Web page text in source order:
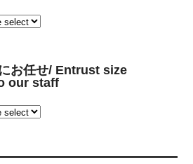
お任せ/ Entrust size
our staff